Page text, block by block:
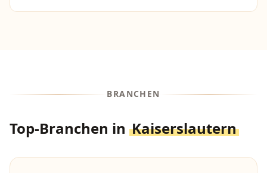
BRANCHEN
Top-Branchen in Kaiserslautern